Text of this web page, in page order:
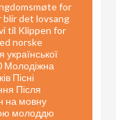
for
blir det lovsang
til Klippen for
norske
Молодіжна
Пісні
Після
на мовну
молоддю